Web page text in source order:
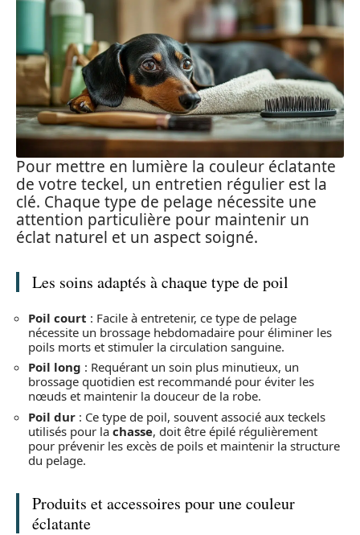
Pour mettre en lumière la couleur éclatante
de votre teckel, un entretien régulier est la
clé. Chaque type de pelage nécessite une
attention particulière pour maintenir un
éclat naturel et un aspect soigné.
Les soins adaptés à chaque type de poil
Poil court : Facile à entretenir, ce type de pelage
nécessite un brossage hebdomadaire pour éliminer les
poils morts et stimuler la circulation sanguine.
Poil long : Requérant un soin plus minutieux, un
brossage quotidien est recommandé pour éviter les
nœuds et maintenir la douceur de la robe.
Poil dur : Ce type de poil, souvent associé aux teckels
utilisés pour la chasse, doit être épilé régulièrement
pour prévenir les excès de poils et maintenir la structure
du pelage.
Produits et accessoires pour une couleur
éclatante